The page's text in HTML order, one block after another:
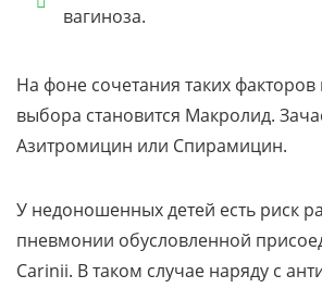
вагиноза.
На фоне сочетания таких
выбора становится Макролид.
Азитромицин или Спирамицин.
У недоношенных детей есть риск
пневмонии обусловленной
Carinii. В таком случае наряду с